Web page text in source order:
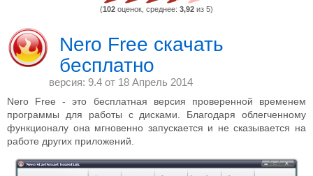
(102 оценок, среднее: 3,92 из 5)
Nero Free скачать
бесплатно
версия: 9.4 от 18 Апрель 2014
Nero Free - это бесплатная версия проверенной временем
программы для работы с дисками. Благодаря облегченному
функционалу она мгновенно запускается и не сказывается на
работе других приложений.